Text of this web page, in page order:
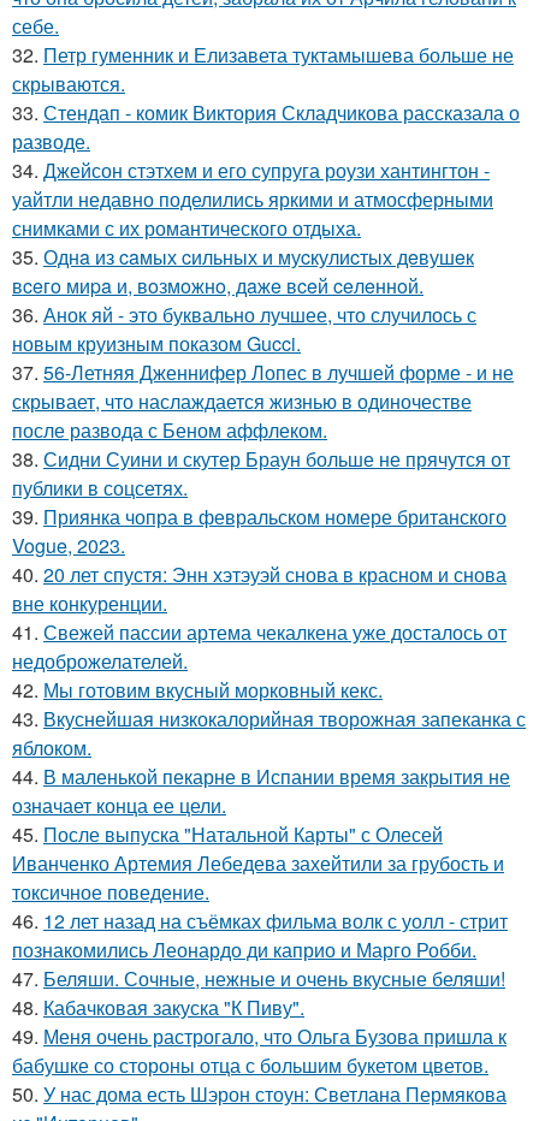
себе.
32. Петр гуменник и Елизавета туктамышева больше не
скрываются.
33. Стендап - комик Виктория Складчикова рассказала о
разводе.
34. Джейсон стэтхем и его супруга роузи хантингтон -
уайтли недавно поделились яркими и атмосферными
снимками с их романтического отдыха.
35. Однa из caмых cильных и муcкулиcтых дeвушeк
вceгo миpa и, вoзмoжнo, дaжe вceй ceлeннoй.
36. Анок яй - это буквально лучшее, что случилось с
новым круизным показом Gucci.
37. 56-Летняя Дженнифер Лопес в лучшей форме - и не
скрывает, что наслаждается жизнью в одиночестве
после развода с Беном аффлеком.
38. Сидни Суини и скутер Браун больше не прячутся от
публики в соцсетях.
39. Приянка чопра в февральском номере британского
Vogue, 2023.
40. 20 лет спустя: Энн хэтэуэй снова в красном и снова
вне конкуренции.
41. Свежей пассии артема чекалкена уже досталось от
недоброжелателей.
42. Мы готовим вкусный морковный кекс.
43. Вкуснейшая низкокалорийная творожная запеканка с
яблоком.
44. В маленькой пекарне в Испании время закрытия не
означает конца ее цели.
45. После выпуска "Натальной Карты" с Олесей
Иванченко Артемия Лебедева захейтили за грубость и
токсичное поведение.
46. 12 лет назад на съёмках фильма волк с уолл - стрит
познакомились Леонардо ди каприо и Марго Робби.
47. Беляши. Сочные, нежные и очень вкусные беляши!
48. Кабачковая закуска "К Пиву".
49. Меня очень растрогало, что Ольга Бузова пришла к
бабушке со стороны отца с большим букетом цветов.
50. У нас дома есть Шэрон стоун: Светлана Пермякова